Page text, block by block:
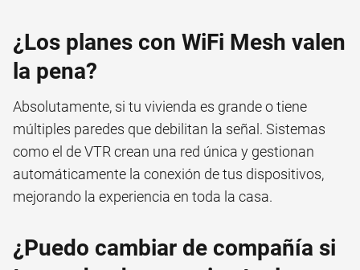
¿Los planes con WiFi Mesh valen
la pena?
Absolutamente, si tu vivienda es grande o tiene
múltiples paredes que debilitan la señal. Sistemas
como el de VTR crean una red única y gestionan
automáticamente la conexión de tus dispositivos,
mejorando la experiencia en toda la casa.
¿Puedo cambiar de compañía si